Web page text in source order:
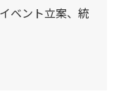
ベント立案、統